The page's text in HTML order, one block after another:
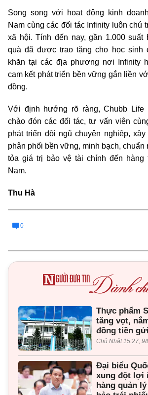
Song song với hoạt động kinh
Nam cùng các đối tác Infinity luôn chú
xã hội. Tính đến nay, gần 1.000 suất
quà đã được trao tặng cho học sinh
khăn tại các địa phương nơi Infinity
cam kết phát triển bền vững gắn liền
đồng.
Với định hướng rõ ràng, Chubb Life
chào đón các đối tác, tư vấn viên
phát triển đội ngũ chuyên nghiệp,
phân phối bền vững, minh bạch, chuẩn
tỏa giá trị bảo vệ tài chính đến hàng
Nam.
Thu Hà
0
Thực phẩm
tăng vọt,
đồng tiền gửi
Chủ Nhật 15:27,
Đại biểu
xung đột lợi
hàng quản